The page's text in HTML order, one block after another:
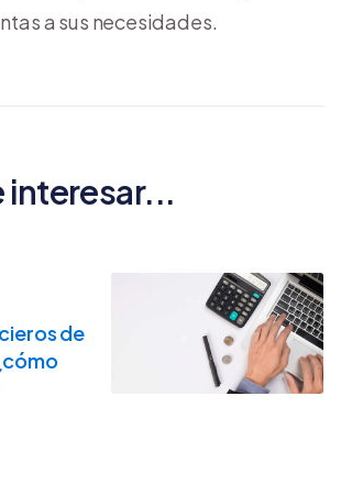
a sus necesidades.
interesar...
de